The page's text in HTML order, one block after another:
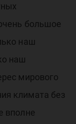
большое
наш
наш
мирового
климата без
вполне